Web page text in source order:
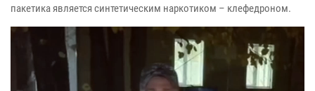
пакетика является синтетическим наркотиком – клефедроном.